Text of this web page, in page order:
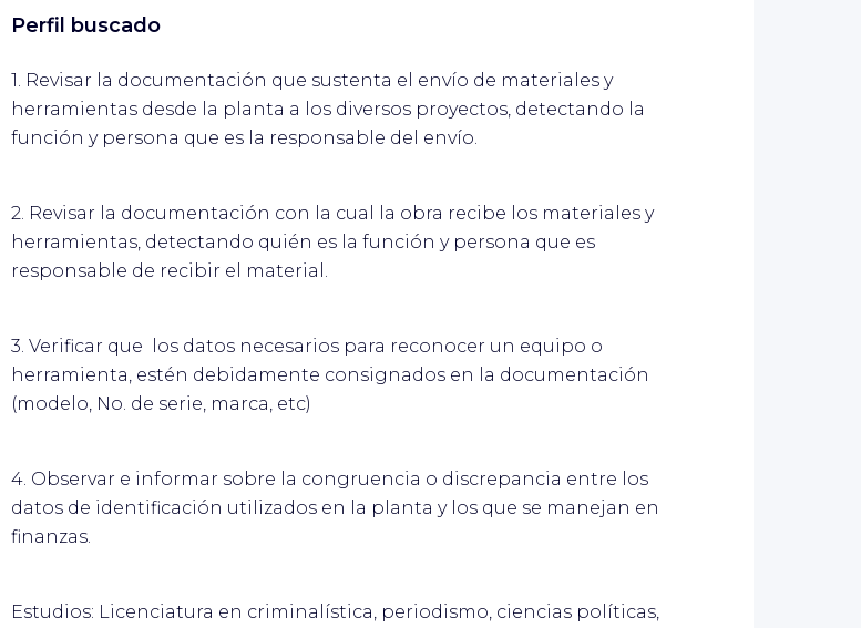
Perfil buscado
1. Revisar la documentación que sustenta el envío de materiales y
herramientas desde la planta a los diversos proyectos, detectando la
función y persona que es la responsable del envío.
2. Revisar la documentación con la cual la obra recibe los materiales y
herramientas, detectando quién es la función y persona que es
responsable de recibir el material.
3. Verificar que los datos necesarios para reconocer un equipo o
herramienta, estén debidamente consignados en la documentación
(modelo, No. de serie, marca, etc)
4. Observar e informar sobre la congruencia o discrepancia entre los
datos de identificación utilizados en la planta y los que se manejan en
finanzas.
Estudios: Licenciatura en criminalística, periodismo, ciencias políticas,